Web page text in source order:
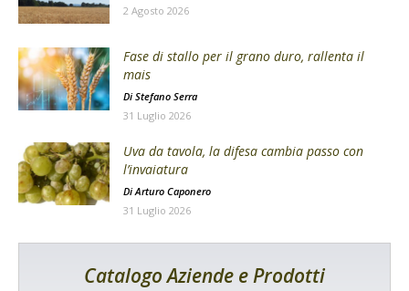
2 Agosto 2026
Fase di stallo per il grano duro, rallenta il
mais
Di Stefano Serra
31 Luglio 2026
Uva da tavola, la difesa cambia passo con
l’invaiatura
Di Arturo Caponero
31 Luglio 2026
Catalogo Aziende e Prodotti